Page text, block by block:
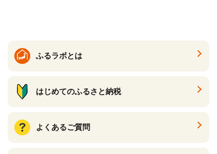
ふるラボとは
はじめてのふるさと納税
よくあるご質問